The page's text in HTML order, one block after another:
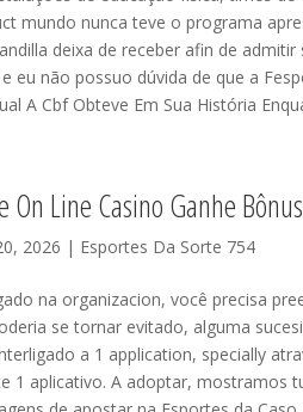
mundo nunca teve o programa
deixa de receber afin de
eu não possuo dúvida de que a
A Cbf Obteve Em Sua História
On Line Casino Ganhe
2026 | Esportes Da Sorte 754
na organizacion, você precisa
se tornar evitado, alguma
a 1 application, specially
1 aplicativo. A adoptar, mostramos